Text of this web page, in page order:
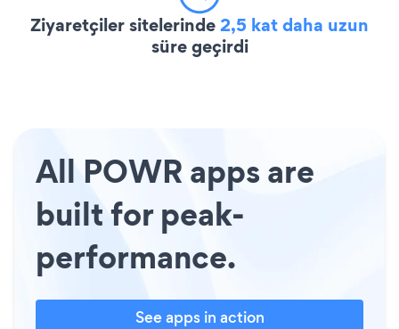
Ziyaretçiler sitelerinde2,5 kat daha uzun
süre geçirdi
All POWR apps are
built for peak-
performance.
See apps in action